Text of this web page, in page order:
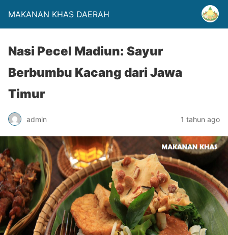
MAKANAN KHAS DAERAH
Nasi Pecel Madiun: Sayur
Berbumbu Kacang dari Jawa
Timur
admin 1 tahun ago